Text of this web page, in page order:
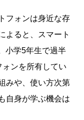
フォンは身近な存
よると、スマート
小学5年生で過半
ンを所有してい
みや、使い方次第
自身が学ぶ機会は